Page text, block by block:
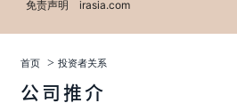
首页 > 投资者关系
公司推介